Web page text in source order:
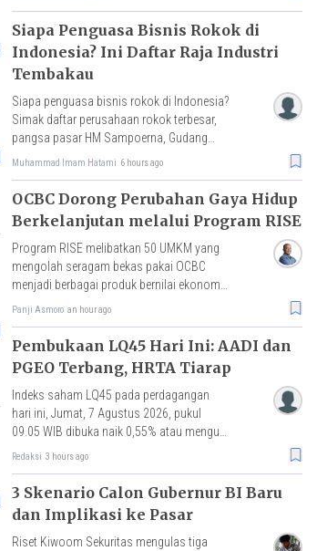
Siapa Penguasa Bisnis Rokok di
Indonesia? Ini Daftar Raja Industri
Tembakau
Siapa penguasa bisnis rokok di Indonesia?
Simak daftar perusahaan rokok terbesar,
pangsa pasar HM Sampoerna, Gudang
Garam, Djarum, hingga tantangan rokok
Muhammad Imam Hatami 6 hours ago
OCBC Dorong Perubahan Gaya Hidup
Berkelanjutan melalui Program RISE
Program RISE melibatkan 50 UMKM yang
mengolah seragam bekas pakai OCBC
menjadi berbagai produk bernilai ekonomi,
dengan hasil penjualan akan disalurkan
Panji Asmoro an hour ago
Pembukaan LQ45 Hari Ini: AADI dan
PGEO Terbang, HRTA Tiarap
Indeks saham LQ45 pada perdagangan
hari ini, Jumat, 7 Agustus 2026, pukul
09.05 WIB dibuka naik 0,55% atau menguat
3 poin ke level 634,35.
Redaksi 3 hours ago
3 Skenario Calon Gubernur BI Baru
dan Implikasi ke Pasar
Riset Kiwoom Sekuritas mengulas tiga